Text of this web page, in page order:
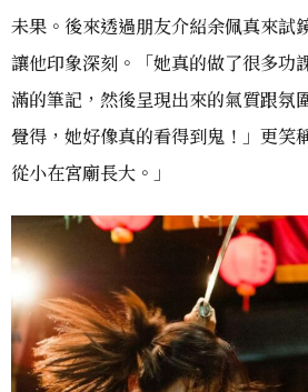
未果。後來透過朋友介紹余佩真來試
讓他印象深刻。「她真的做了很多功
滿的筆記，然後呈現出來的氣質跟氛
覺得，她好像真的看得到鬼！」更笑
從小在宮廟長大。」